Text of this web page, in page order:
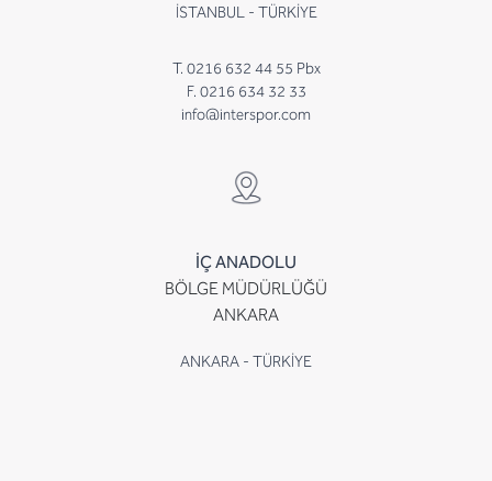
İSTANBUL - TÜRKİYE
T. 0216 632 44 55 Pbx
F. 0216 634 32 33
info@interspor.com
İÇ ANADOLU
BÖLGE MÜDÜRLÜĞÜ
ANKARA
ANKARA - TÜRKİYE